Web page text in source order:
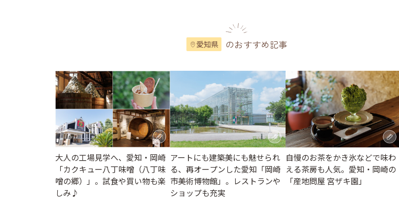
愛知県 のおすすめ記事
大人の工場見学へ、愛知・岡崎
「カクキュー八丁味噌（八丁味
噌の郷）」。試食や買い物も楽
しみ♪
アートにも建築美にも魅せられ
る、再オープンした愛知「岡崎
市美術博物館」。レストランや
ショップも充実
自慢のお茶をかき氷などで味わ
える茶房も人気。愛知・岡崎の
「産地問屋 宮ザキ園」